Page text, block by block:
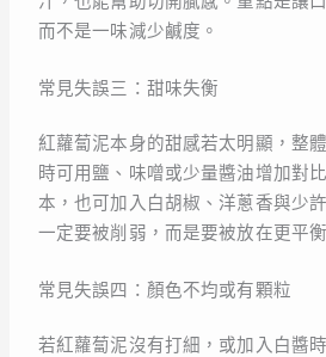
而不是一味減少鹹度。
常見失誤三：甜味失衡
紅蘿蔔泥本身的甜感若太明顯，整
時可用鹽、味噌或少量醬油增加對
本，也可加入白胡椒、洋蔥香與少
一定要被削弱，而是要被放在更平
常見失誤四：顏色不均或有顆粒
若紅蘿蔔泥沒有打細，或加入白醬